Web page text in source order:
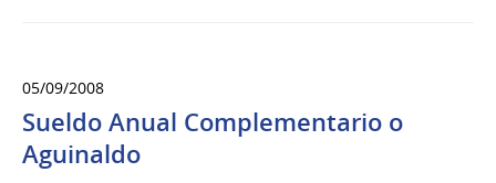
05/09/2008
Sueldo Anual Complementario o
Aguinaldo